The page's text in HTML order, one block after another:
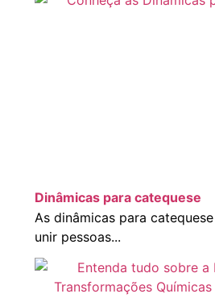
Dinâmicas para catequese
As dinâmicas para
unir pessoas...